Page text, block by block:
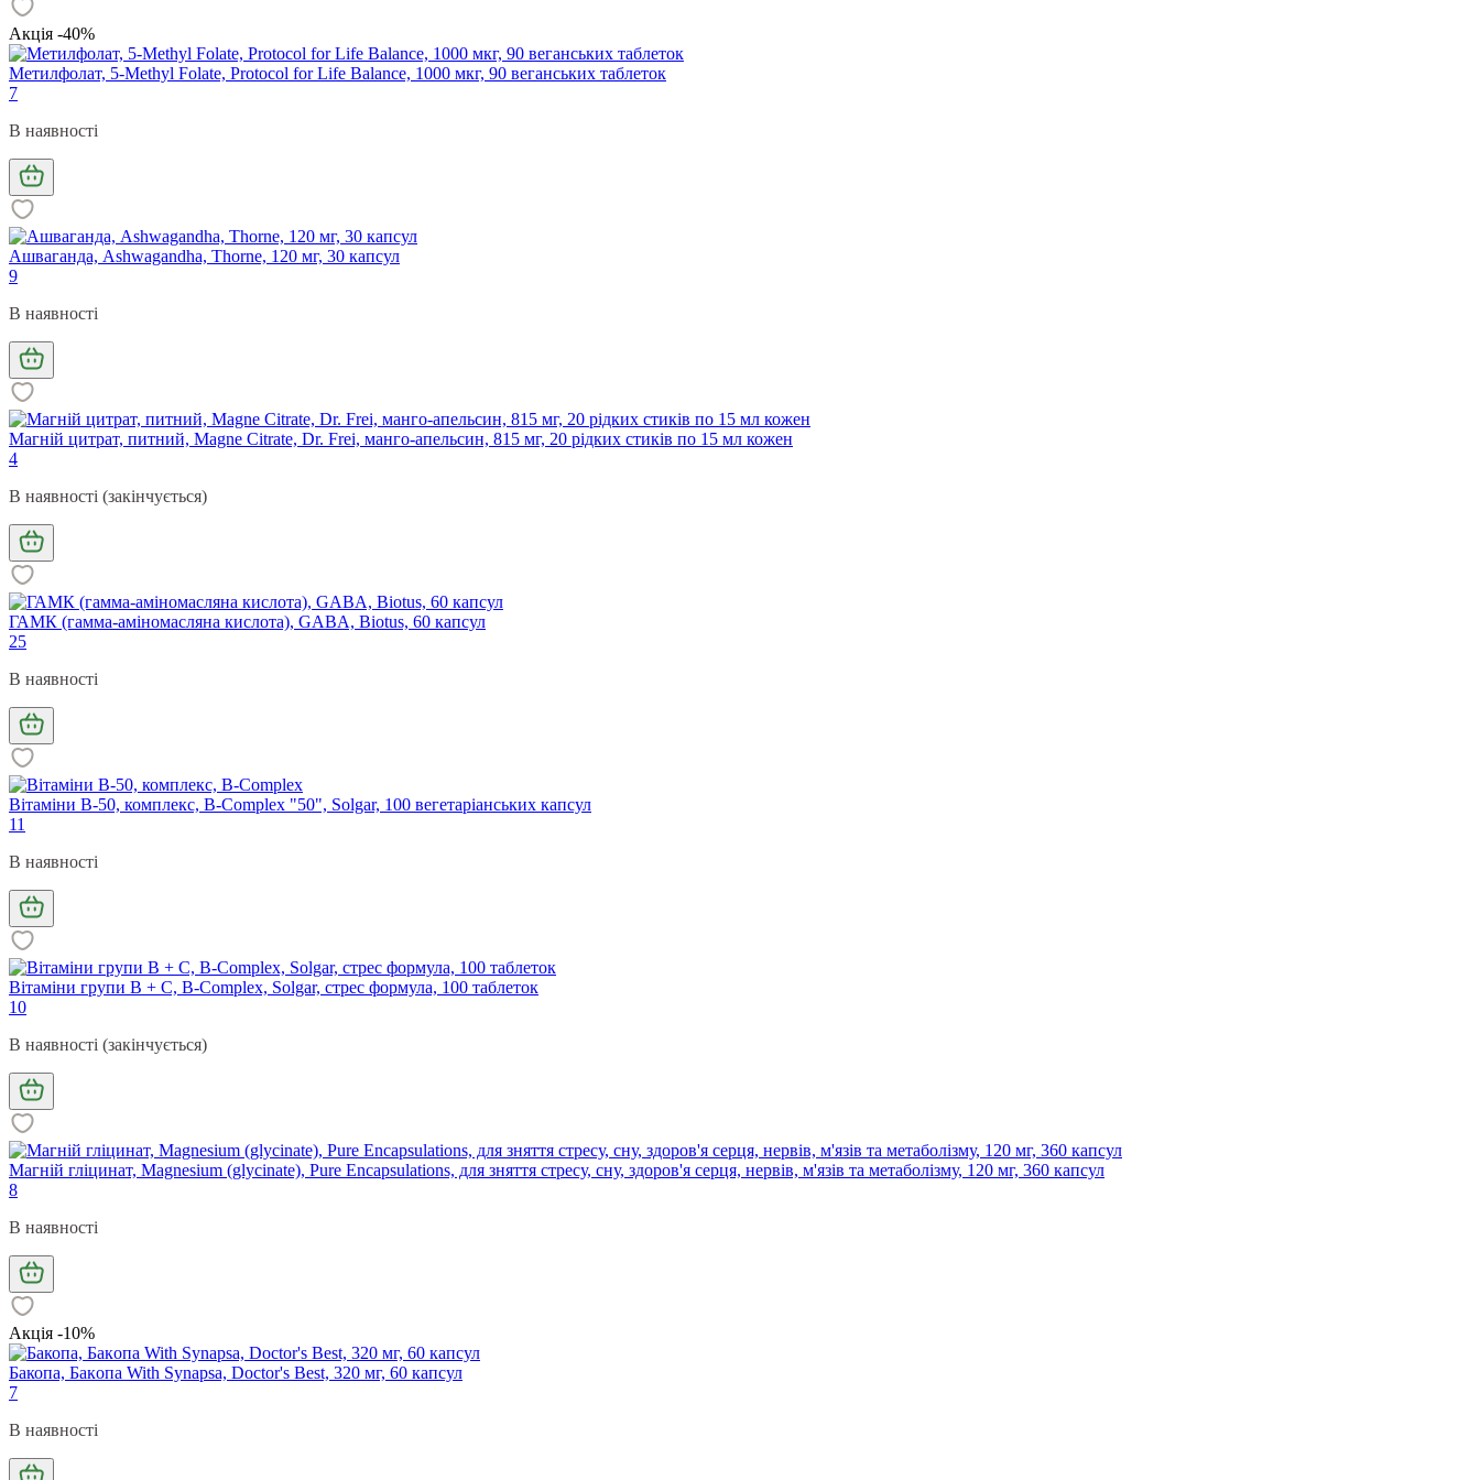
Акція -40%
Метилфолат, 5-Methyl Folate, Protocol for Life Balance, 1000 мкг, 90 веганських таблеток
7
В наявності
Ашваганда, Ashwagandha, Thorne, 120 мг, 30 капсул
9
В наявності
Магній цитрат, питний, Magne Citrate, Dr. Frei, манго-апельсин, 815 мг, 20 рідких стиків по 15 мл кожен
4
В наявності (закінчується)
ГАМК (гамма-аміномасляна кислота), GABA, Biotus, 60 капсул
25
В наявності
Вітаміни В-50, комплекс, B-Complex "50", Solgar, 100 вегетаріанських капсул
11
В наявності
Вітаміни групи В + С, B-Complex, Solgar, стрес формула, 100 таблеток
10
В наявності (закінчується)
Магній гліцинат, Magnesium (glycinate), Pure Encapsulations, для зняття стресу, сну, здоров'я серця, нервів, м'язів та метаболізму, 120 мг, 360 капсул
8
В наявності
Акція -10%
Бакопа, Бaкoпa With Synapsa, Doctor's Best, 320 мг, 60 капсул
7
В наявності